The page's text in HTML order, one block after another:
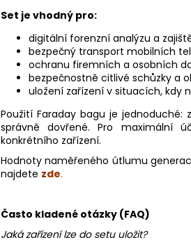
Set je vhodný pro:
digitální forenzní analýzu a
bezpečný transport mobilních
ochranu firemních a osobních
bezpečnostně citlivé schůzky a
uložení zařízení v situacích, kdy
Použití Faraday bagu je
správně dovřené. Pro maximální
konkrétního zařízení.
Hodnoty naměřeného útlumu
najdete zde.
Často kladené otázky (FAQ)
Jaká zařízení lze do setu uložit?